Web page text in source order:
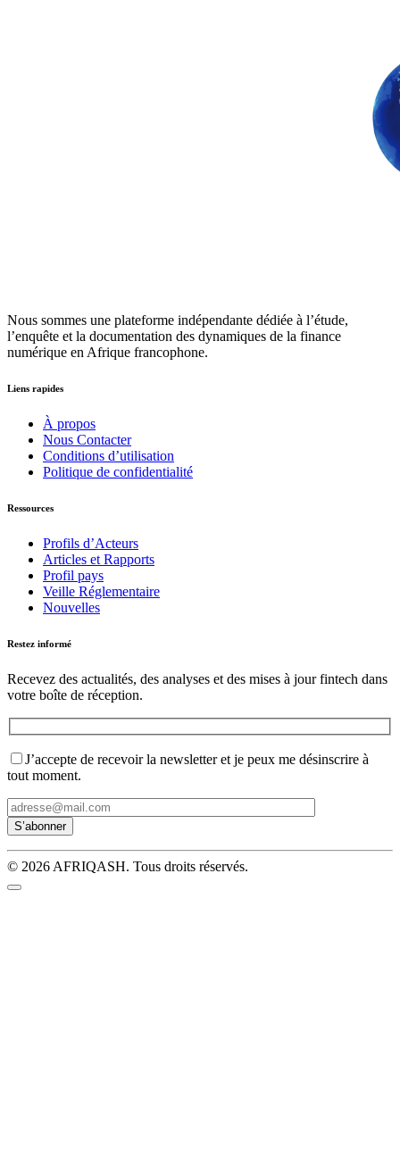
Nous sommes une plateforme indépendante dédiée à l’étude,
l’enquête et la documentation des dynamiques de la finance
numérique en Afrique francophone.
Liens rapides
À propos
Nous Contacter
Conditions d’utilisation
Politique de confidentialité
Ressources
Profils d’Acteurs
Articles et Rapports
Profil pays
Veille Réglementaire
Nouvelles
Restez informé
Recevez des actualités, des analyses et des mises à jour fintech dans
votre boîte de réception.
J’accepte de recevoir la newsletter et je peux me désinscrire à
tout moment.
© 2026 AFRIQASH. Tous droits réservés.